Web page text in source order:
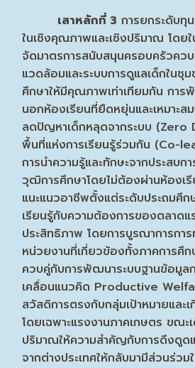
เสาหลักที่ 3 การยกระดับ
ในเชิงคุณภาพและเชิงปริมาณ โดย
จัดมาตรการสนับสนุนครอบครัวค
แวดล้อมและระบบการดูแลเด็กในชุ
ศึกษาให้มีคุณภาพเท่าเทียมกัน การ
นอกห้องเรียนที่ยืดหยุ่นและเหมาะส
ลดปัญหาเด็กหลุดจากระบบ (Zero
พื้นที่แห่งการเรียนรู้ร่วมกัน (Co-
การนำความรู้และทักษะจากประสบก
วุฒิการศึกษาโดยไม่ต้องผ่านห้องเ
แนะแนวอาชีพตั้งแต่ระดับประถมศึก
เรียนรู้กับความต้องการของตลาดแ
ประสิทธิภาพ โดยการบูรณาการกา
หน่วยงานที่เกี่ยวข้องทั้งภาคการศึก
ควบคู่กับการพัฒนาระบบฐานข้อมูล
เคลื่อนแนวคิด Productive
สวัสดิการตรงกับกลุ่มเป้าหมายและ
โดยเฉพาะแรงงานภาคเกษตร ขณะ
ปริมาณให้ความสำคัญกับการดึงดูด
จากต่างประเทศให้กลับมามีส่วนร่ว